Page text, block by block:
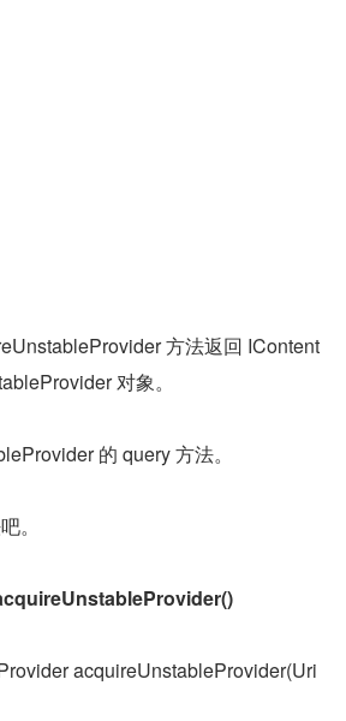
方法返回 IContent
对象。
的 query 方法。
。
acquireUnstableProvider(Uri